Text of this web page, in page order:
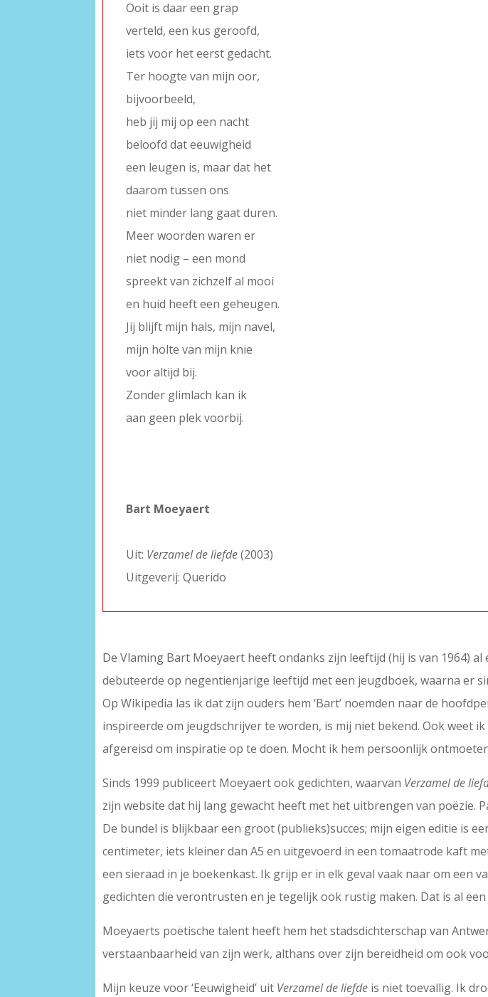
Ooit is daar een grap
verteld, een kus geroofd,
iets voor het eerst gedacht.
Ter hoogte van mijn oor,
bijvoorbeeld,
heb jij mij op een nacht
beloofd dat eeuwigheid
een leugen is, maar dat het
daarom tussen ons
niet minder lang gaat duren.
Meer woorden waren er
niet nodig – een mond
spreekt van zichzelf al mooi
en huid heeft een geheugen.
Jij blijft mijn hals, mijn navel,
mijn holte van mijn knie
voor altijd bij.
Zonder glimlach kan ik
aan geen plek voorbij.
Bart Moeyaert
Uit: Verzamel de liefde(2003)
Uitgeverij: Querido
De Vlaming Bart Moeyaert heeft ondanks zijn leeftijd (hij is van 1964)
debuteerde op negentienjarige leeftijd met een jeugdboek, waarna er
Op Wikipedia las ik dat zijn ouders hem ‘Bart’ noemden naar de
inspireerde om jeugdschrijver te worden, is mij niet bekend. Ook weet
afgereisd om inspiratie op te doen. Mocht ik hem persoonlijk
Sinds 1999 publiceert Moeyaert ook gedichten, waarvan Verzamel de
zijn website dat hij lang gewacht heeft met het uitbrengen van poëzie.
De bundel is blijkbaar een groot (publieks)succes; mijn eigen editie is
centimeter, iets kleiner dan A5 en uitgevoerd in een tomaatrode kaft
een sieraad in je boekenkast. Ik grijp er in elk geval vaak naar om een
gedichten die verontrusten en je tegelijk ook rustig maken. Dat is al
Moeyaerts poëtische talent heeft hem het stadsdichterschap van
verstaanbaarheid van zijn werk, althans over zijn bereidheid om ook
Mijn keuze voor ‘Eeuwigheid’ uit Verzamel de liefde is niet toevallig. Ik